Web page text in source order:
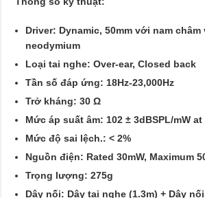
Driver: Dynamic, 50mm với nam
neodymium
Loại tai nghe: Over-ear, Closed back
Tần số đáp ứng: 18Hz-23,000Hz
Trở kháng: 30 Ω
Mức áp suất âm: 102 ± 3dBSPL/mW at
Mức độ sai lệch.: < 2%
Nguồn điện: Rated 30mW, Maximum
Trọng lượng: 275g
Dây nối: Dây tai nghe (1.3m) + Dây